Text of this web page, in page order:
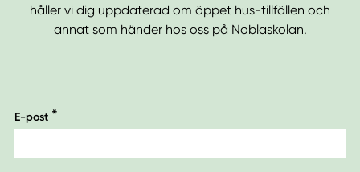
håller vi dig uppdaterad om öppet hus-tillfällen och
annat som händer hos oss på Noblaskolan.
E-post